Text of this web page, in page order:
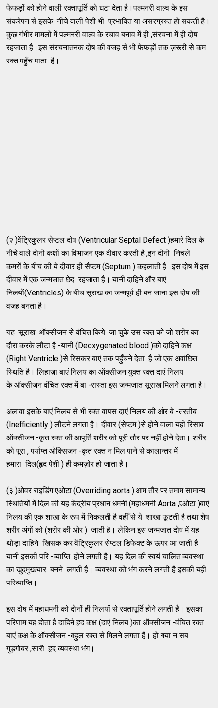
फेफड़ों को होने वाली रक्तापूर्ति को घटा देता है।पल्मनरी वाल्व के इस
संकरेपन से इसके नीचे वाली पेशी भी प्रभावित या असरग्रस्त हो सकती है।
कुछ गंभीर मामलों में पल्मनरी वाल्व के रचाव बनाव में ही ,संरचना में ही दोष
रहजाता है।इस संरचनातनक दोष की वजह से भी फेफड़ों तक ज़रूरी से कम
रक्त पहुँच पाता है।
(२ )वेंट्रिकुलर सेप्टल दोष (Ventricular Septal Defect )हमारे दिल के
नीचे वाले दोनों कक्षों का विभाजन एक दीवार करती है ,इन दोनों निचले
कमरों के बीच की ये दीवार ही सैप्टम (Septum ) कहलाती है .इस दोष में इस
दीवार में एक जन्मजात छेद रहजाता है। यानी दाहिने और बाएं
निलयों(Ventricles) के बीच सूराख का जन्मपूर्व ही बन जाना इस दोष की
वजह बनता है।
यह सूराख ऑक्सीजन से वंचित किये जा चुके उस रक्त को जो शरीर का
दौरा करके लौटा है -यानी (Deoxygenated blood )को दाहिने कक्ष
(Right Ventricle )से रिसकर बाएं तक पहुँचने देता है जो एक अवांछित
स्थिति है। लिहाज़ा बाएं निलय का ऑक्सीजन युक्त रक्त दाएं निलय
के ऑक्सीजन वंचित रक्त में बा -रास्ता इस जन्मजात सूराख मिलने लगता है।
अलावा इसके बाएं निलय से भी रक्त वापस दाएं निलय की ओर बे -तरतीब
(Inefficiently ) लौटने लगता है। दीवार (सेप्टम )से होने वाला यही रिसाव
ऑक्सीजन -कृत रक्त की आपूर्ति शरीर को पूरी तौर पर नहीं होने देता। शरीर
को पूरा , पर्याप्त ओक्सिजन -कृत रक्त न मिल पाने से कालान्तर में
हमारा दिल(हृद पेशी ) ही कमज़ोर हो जाता है।
(३ )ओवर राइडिंग एओटा (Overriding aorta ):आम तौर पर तमाम सामान्य
स्थितियों में दिल की यह केंद्रीय प्रधान धमनी (महाधमनी Aorta ,एओटा )बाएं
निलय की एक शाखा के रूप में निकलती है वहीँ से ये शाखा फूटती है तथा शेष
शरीर अंगों को (शरीर की ओर ) जाती है। लेकिन इस जन्मजात दोष में यह
थोड़ा दाहिने खिसक कर वेंट्रिकुलर सेप्टल डिफेक्ट के ऊपर आ जाती है
यानी इसकी परि -व्याप्ति होने लगती है। यह दिल की स्वयं चालित व्यवस्था
का खुदमुख्त्यार बनने लगती है। व्यवस्था को भंग करने लगती है इसकी यही
परिव्याप्ति।
इस दोष में महाधमनी को दोनों ही निलयों से रक्तापूर्ति होने लगती है। इसका
परिणाम यह होता है दाहिने हृद कक्ष (दाएं निलय )का ऑक्सीजन -वंचित रक्त
बाएं कक्ष के ऑक्सीजन -बहुल रक्त से मिलने लगता है। हो गया न सब
गुड़गोबर ,सारी हृद व्यवस्था भंग।